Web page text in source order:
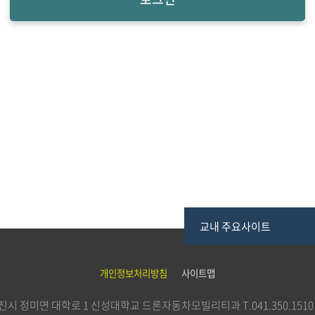
교내 주요사이트
개인정보처리방침 사이트맵
시 정미면 대학로 1 신성대학교 드론자동차모빌리티과T.041.350.1510